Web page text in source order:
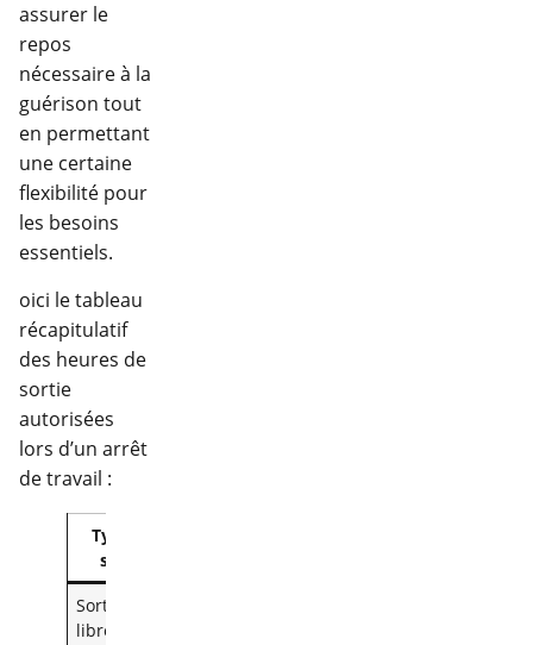
assurer le
repos
nécessaire à la
guérison tout
en permettant
une certaine
flexibilité pour
les besoins
essentiels.
oici le tableau
récapitulatif
des heures de
sortie
autorisées
lors d’un arrêt
de travail :
Type de
sortie
Sorties
libres